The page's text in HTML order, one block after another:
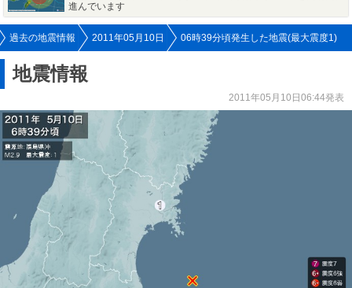
進んでいます
過去の地震情報 2011年05月10日 06時39分頃発生した地震(最大震度1)
地震情報
2011年05月10日06:44発表